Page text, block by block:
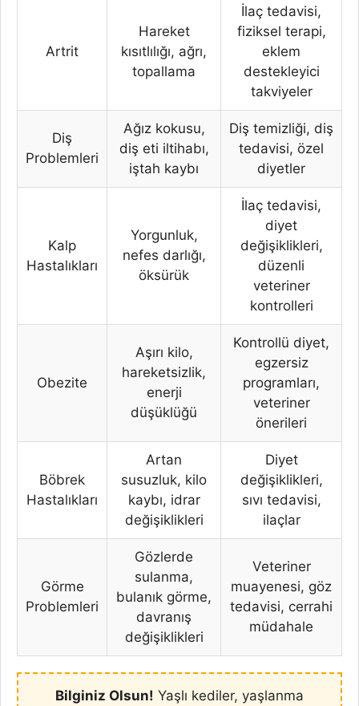
Artrit
Hareket
kısıtlılığı, ağrı,
topallama
İlaç tedavisi,
fiziksel terapi,
eklem
destekleyici
takviyeler
Diş
Problemleri
Ağız kokusu,
diş eti iltihabı,
iştah kaybı
Diş temizliği, diş
tedavisi, özel
diyetler
Kalp
Hastalıkları
Yorgunluk,
nefes darlığı,
öksürük
İlaç tedavisi,
diyet
değişiklikleri,
düzenli
veteriner
kontrolleri
Obezite
Aşırı kilo,
hareketsizlik,
enerji
düşüklüğü
Kontrollü diyet,
egzersiz
programları,
veteriner
önerileri
Böbrek
Hastalıkları
Artan
susuzluk, kilo
kaybı, idrar
değişiklikleri
Diyet
değişiklikleri,
sıvı tedavisi,
ilaçlar
Görme
Problemleri
Gözlerde
sulanma,
bulanık görme,
davranış
değişiklikleri
Veteriner
muayenesi, göz
tedavisi, cerrahi
müdahale
Bilginiz Olsun! Yaşlı kediler, yaşlanma